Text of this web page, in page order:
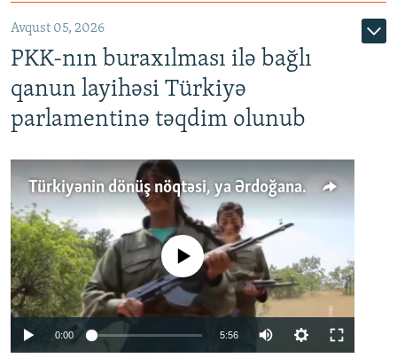
Avqust 05, 2026
PKK-nın buraxılması ilə bağlı
qanun layihəsi Türkiyə
parlamentinə təqdim olunub
Türkiyənin dönüş nöqtəsi, ya Ərdoğana üçüncü şans: PKK ilə qəfil barışıq nə deməkdir?
No media source currently available
0:00 5:56